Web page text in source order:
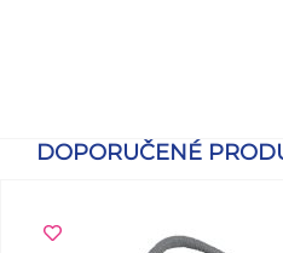
DOPORUČENÉ